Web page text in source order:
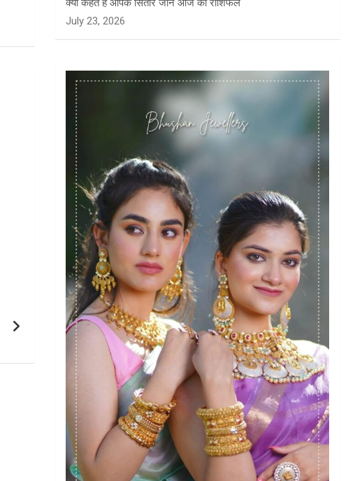
क्या कहते है आपके सितारे जाने आज का राशिफल
July 23, 2026